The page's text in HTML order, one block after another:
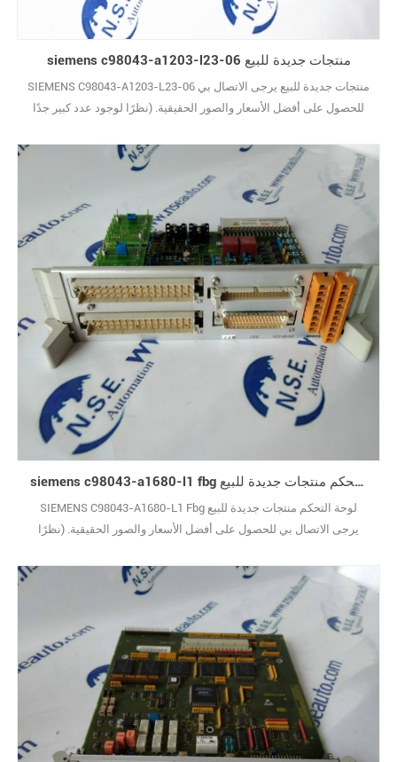
siemens c98043-a1203-l23-06 منتجات جديدة للبيع
SIEMENS C98043-A1203-L23-06 منتجات جديدة للبيع يرجى الاتصال بي
للحصول على أفضل الأسعار والصور الحقيقية. (نظرًا لوجود عدد كبير جدًا
الحزمة الأصلية يغطيها ضمان سنة واحدة10
siemens c98043-a1680-l1 fbg وحة التحكم منتجات جديدة للبيع
SIEMENS C98043-A1680-L1 Fbg لوحة التحكم منتجات جديدة للبيع
يرجى الاتصال بي للحصول على أفضل الأسعار والصور الحقيقية. (نظرًا
علامة تجارية جديدة مع الحزمة الأصلية يغطيها ضمان سنة واحدة10